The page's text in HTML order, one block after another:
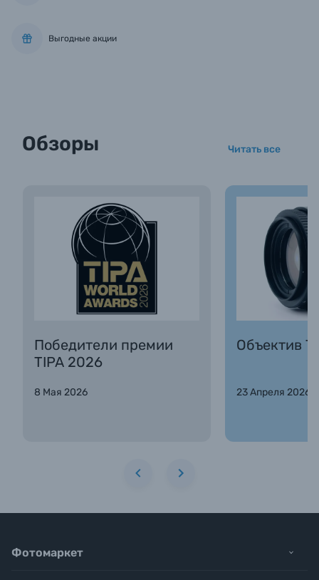
Выгодные акции
Обзоры Читать все
Победители премии
TIPA 2026
8 Мая 2026
Объектив
23 Апреля 2026
Фотомаркет